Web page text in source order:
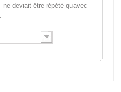
ne devrait être répété qu'avec